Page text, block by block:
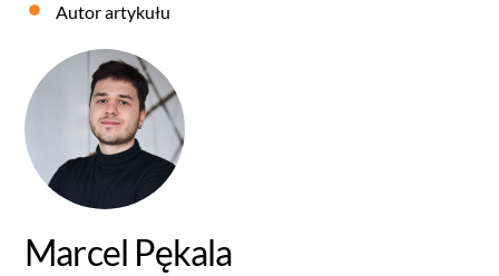
Autor artykułu
Marcel Pękala